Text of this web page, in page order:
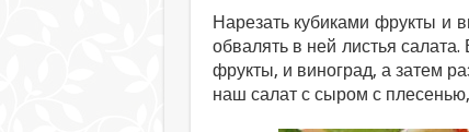
Нарезать кубиками фрукты и
обвалять в ней листья
фрукты, и виноград, а затем
наш салат с сыром с